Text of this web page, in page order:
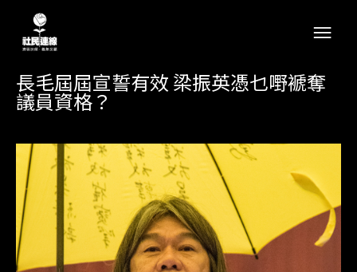
長毛屆屆宣誓有效 梁振英憑乜嘢褫奪
議員資格？